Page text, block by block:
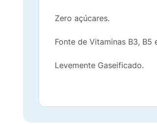
Zero açúcares.
Fonte de Vitaminas B3, B5
Levemente Gaseificado.